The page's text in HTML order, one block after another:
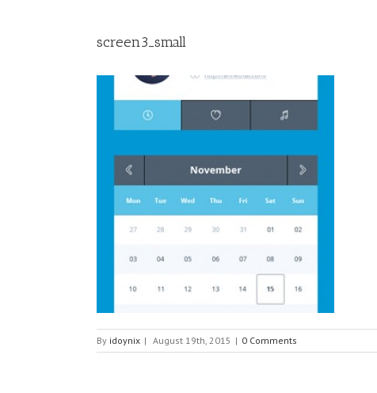
screen3_small
By idoynix | August 19th, 2015 | 0 Comments